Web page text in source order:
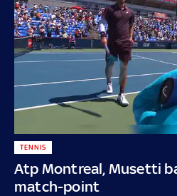
Atp Montreal, Musetti
match-point
TENNIS